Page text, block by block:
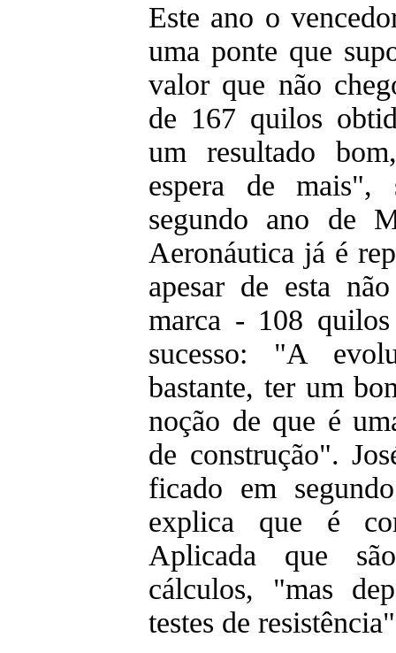
Este ano o
uma ponte que
valor que não
de 167 quilos
um resultado
espera de
segundo ano de
Aeronáutica já é
apesar de esta
marca - 108
sucesso: "A
bastante, ter um
noção de que é
de construção".
ficado em
explica que é
Aplicada que
cálculos, "mas
testes de